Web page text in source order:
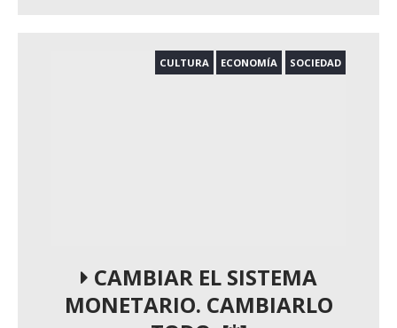
CULTURA ECONOMÍA SOCIEDAD
CAMBIAR EL SISTEMA
MONETARIO. CAMBIARLO